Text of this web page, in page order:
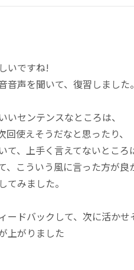
いですね!
音声を聞いて、復習しました。
いセンテンスなところは、
回使えそうだなと思ったり、
て、上手く言えてないところ
、こういう風に言った方が良
てみました。
ードバックして、次に活かせ
上がりました